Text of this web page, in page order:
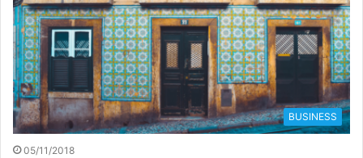
BUSINESS
05/11/2018